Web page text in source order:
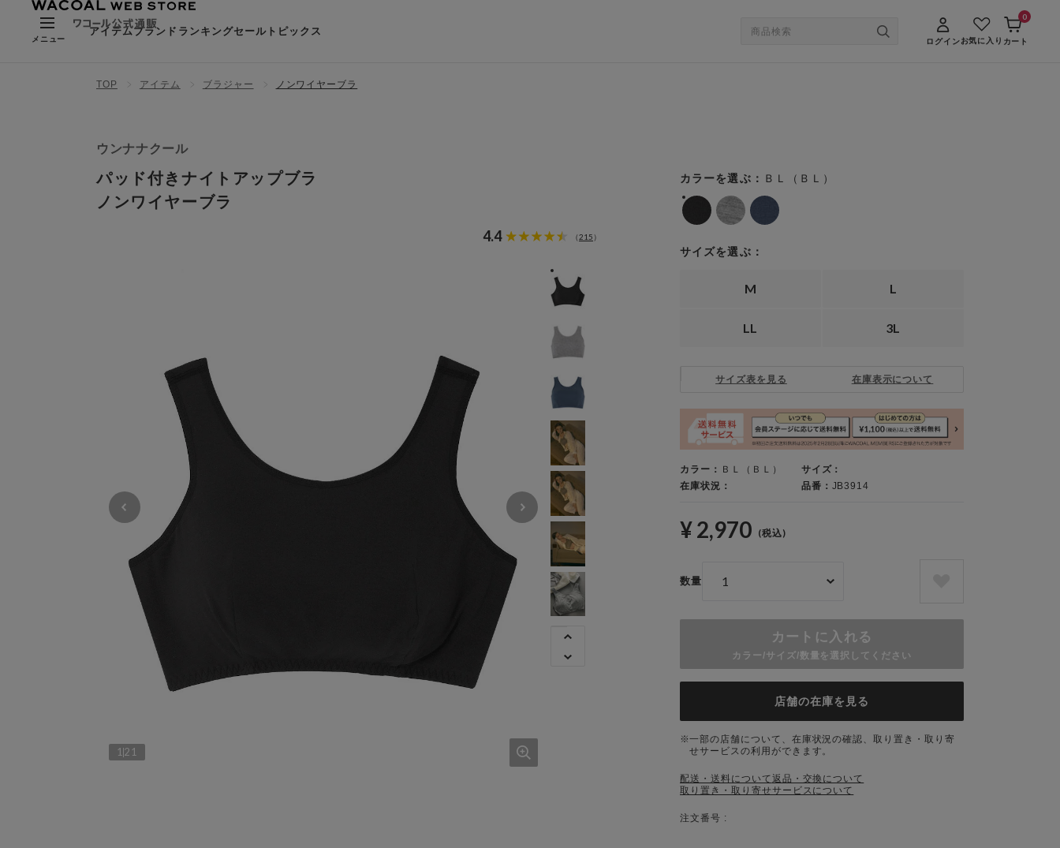
メニュー
アイテムブランド ランキングセールトピックス
ログインお気に入り カート
0
TOP アイテム ブラジャー ノンワイヤーブラ
ウンナナクール
パッド付きナイトアップブラ
ノンワイヤーブラ
4.4
（215 ）
121
カラーを選ぶ： ＢＬ（ＢＬ）
サイズを選ぶ：
M L
LL 3L
サイズ表を見る 在庫表示について
カラー： ＢＬ（ＢＬ）
サイズ：
在庫状況：
品番： JB3914
¥ 2,970 (税込)
数量
カートに入れる
カラー/サイズ/数量を選択してください
店舗の在庫を見る
一部の店舗について、在庫状況の確認、取り置き・取り寄
せサービスの利用ができます。
配送・送料について返品・交換について
取り置き・取り寄せサービスについて
注文番号 :